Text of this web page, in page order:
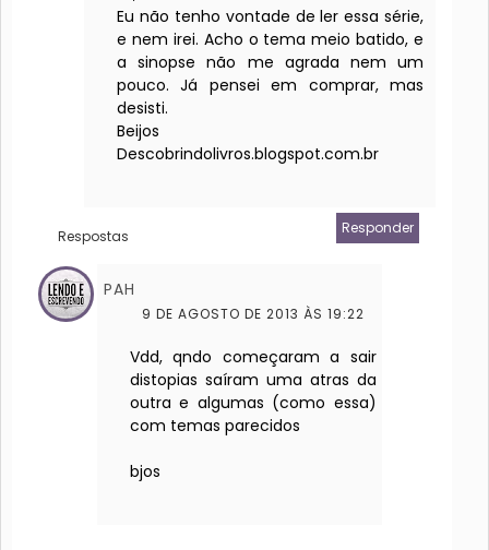
Eu não tenho vontade de ler essa série,
e nem irei. Acho o tema meio batido, e
a sinopse não me agrada nem um
pouco. Já pensei em comprar, mas
desisti.
Beijos
Descobrindolivros.blogspot.com.br
Responder
Respostas
PAH
9 DE AGOSTO DE 2013 ÀS 19:22
Vdd, qndo começaram a sair
distopias saíram uma atras da
outra e algumas (como essa)
com temas parecidos
bjos